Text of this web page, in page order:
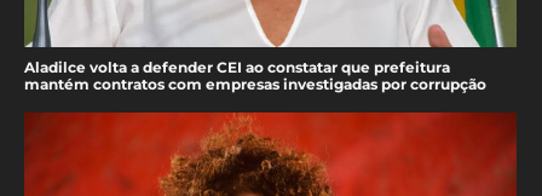
Aladilce volta a defender CEI ao constatar que prefeitura
mantém contratos com empresas investigadas por corrupção